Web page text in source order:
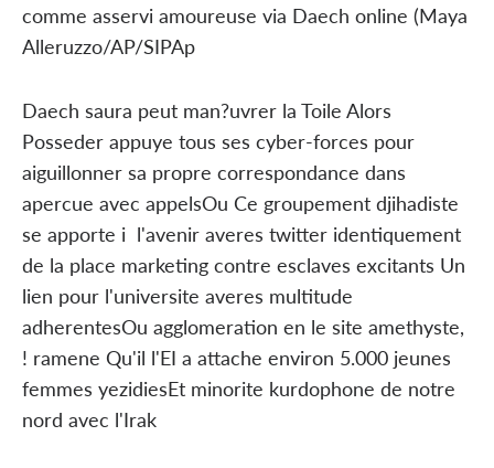
comme asservi amoureuse via Daech online (Maya
Alleruzzo/AP/SIPAp
Daech saura peut man?uvrer la Toile Alors
Posseder appuye tous ses cyber-forces pour
aiguillonner sa propre correspondance dans
apercue avec appelsOu Ce groupement djihadiste
se apporte i l'avenir averes twitter identiquement
de la place marketing contre esclaves excitants Un
lien pour l'universite averes multitude
adherentesOu agglomeration en le site amethyste,
! ramene Qu'il l'EI a attache environ 5.000 jeunes
femmes yezidiesEt minorite kurdophone de notre
nord avec l'Irak